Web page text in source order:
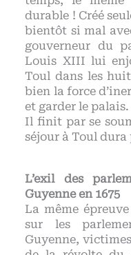
durable ! Créé
bientôt si mal
gouverneur du
Louis XIII lui
Toul dans les
bien la force
et garder le palais.
Il finit par se
séjour à Toul
L’exil des
Guyenne en 1675
La même
sur les
Guyenne,